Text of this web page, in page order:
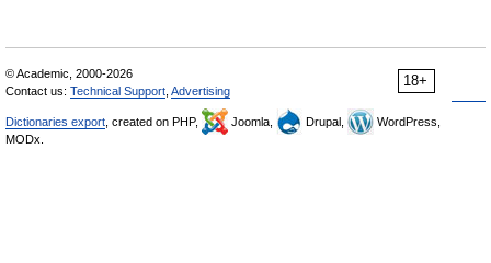
18+
© Academic, 2000-2026
Contact us: Technical Support Advertising
Dictionaries export , created on PHP, Joomla, Drupal,
WordPress,
MODx.